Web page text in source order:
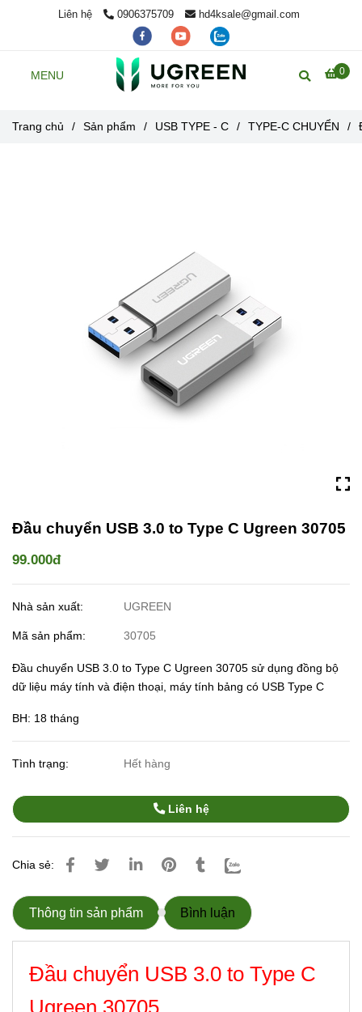
Liên hệ 0906375709 hd4ksale@gmail.com
0
MENU
Trang chủ / Sản phẩm / USB TYPE - C / TYPE-C CHUYỂN /
Đầu chuyển USB 3.0 to Type C Ugreen 30705
99.000đ
Nhà sản xuất: UGREEN
Mã sản phẩm: 30705
Đầu chuyển USB 3.0 to Type C Ugreen 30705 sử dụng đồng bộ
dữ liệu máy tính và điện thoại, máy tính bảng có USB Type C
BH: 18 tháng
Tình trạng: Hết hàng
Liên hệ
Chia sẻ:
Thông tin sản phẩm Bình luận
Đầu chuyển USB 3.0 to Type C